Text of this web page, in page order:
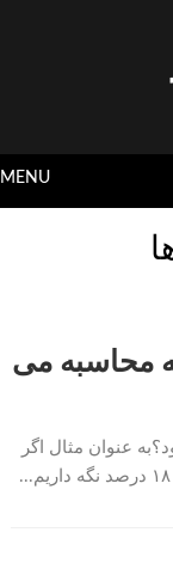
MENU
محاسبه می
عنوان مثال اگر